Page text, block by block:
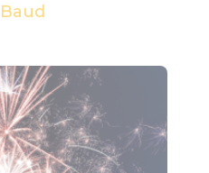
Cinéma le Celtic
médiathèques
Baud